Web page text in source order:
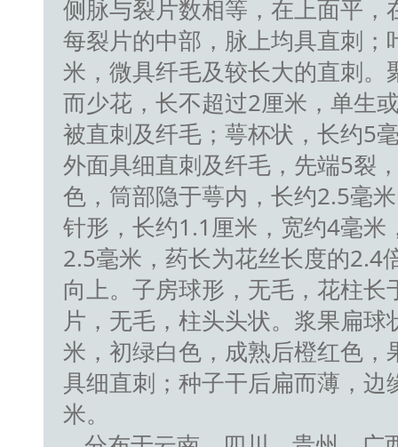
侧脉与裂片数相等，在上面平，
每裂片的中部，脉上均具直刺；
米，微具纤毛及较长大的直刺。
而少花，长不超过2厘米，单生
被直刺及纤毛；萼杯状，长约5
外面具细直刺及纤毛，先端5裂
色，筒部隐于萼内，长约2.5毫
针形，长约1.1厘米，宽约4毫米
2.5毫米，药长为花丝长度的2.4
向上。子房球形，无毛，花柱长
片，无毛，柱头头状。浆果扁球
米，初绿白色，成熟后橙红色，
具细直刺；种子干后扁而薄，边
米。